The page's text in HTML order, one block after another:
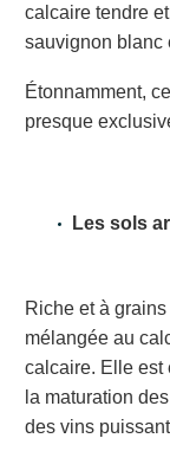
calcaire tendre
sauvignon blanc
Étonnamment,
presque
Les sols
Riche et à
mélangée au
calcaire. Elle est
la maturation
des vins